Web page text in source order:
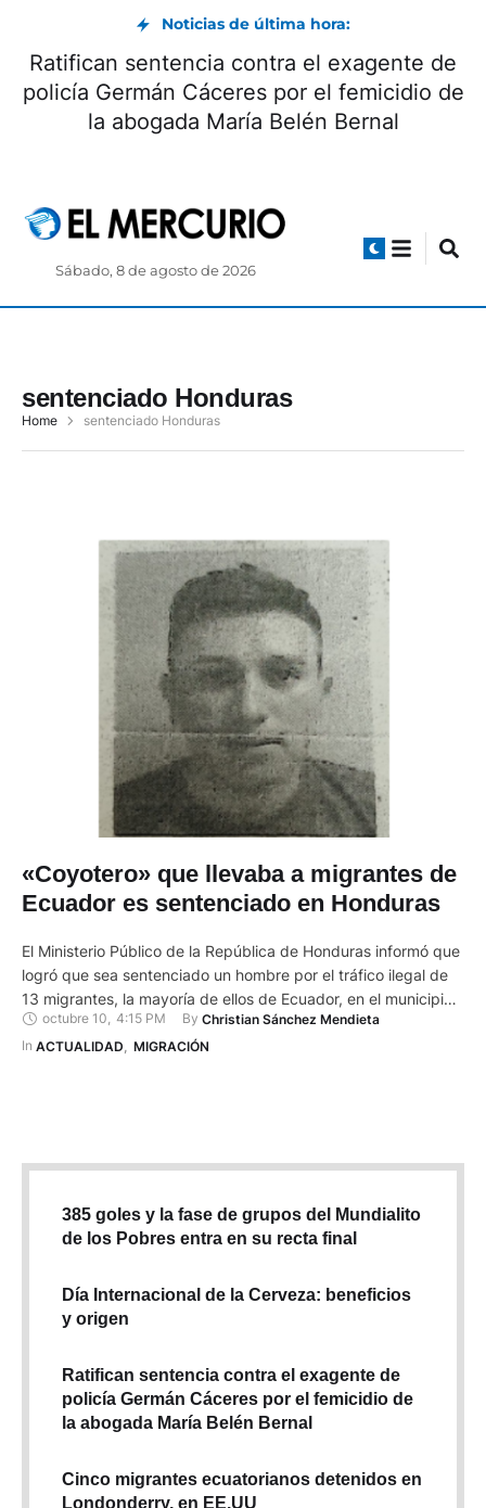
Noticias de última hora:
Ratifican sentencia contra el exagente de
policía Germán Cáceres por el femicidio de
la abogada María Belén Bernal
Sábado, 8 de agosto de 2026
sentenciado Honduras
Home sentenciado Honduras
«Coyotero» que llevaba a migrantes de
Ecuador es sentenciado en Honduras
El Ministerio Público de la República de Honduras informó que
logró que sea sentenciado un hombre por el tráfico ilegal de
13 migrantes, la mayoría de ellos de Ecuador, en el municipio
de Trojes, departamento de El Paraíso. El ciudadano fue
identificado como Orlin Johan Zelaya Barrientos. Un tribunal le
octubre 10, 4:15 PM By Christian Sánchez Mendieta
In ACTUALIDAD MIGRACIÓN
385 goles y la fase de grupos del Mundialito
de los Pobres entra en su recta final
Día Internacional de la Cerveza: beneficios
y origen
Ratifican sentencia contra el exagente de
policía Germán Cáceres por el femicidio de
la abogada María Belén Bernal
Cinco migrantes ecuatorianos detenidos en
Londonderry, en EE.UU